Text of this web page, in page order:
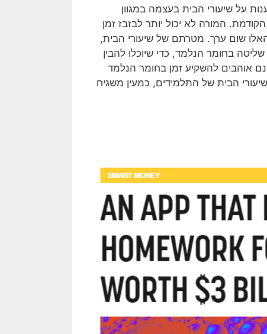
על שיעורי הבית בעצמה במגוון
המורה לא יכול יותר לבזבז זמן
שום ערך. מטרתם של שיעורי הבית,
בחומר הנלמד, כדי שיוכלו להבין
אוהבים להשקיע זמן בחומר הנלמד
הבית של התלמידים, כמעין משגיח